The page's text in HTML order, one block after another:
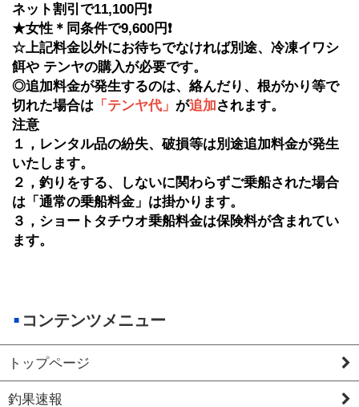
ネット割引で11,100円❗
★女性＊同条件で9,600円❗
☆上記料金以外にお待ちでなければ別途、冷凍イワシ
餌や テンヤの購入が必要です。
◎追加料金が発生するのは、絡んだり、根がかり等で
切れた場合は 「テンヤ代」 が追加されます。
注意
１，レンタル品の紛失、破損等は別途追加料金が発生
いたします。
２，釣りをする、しないに関わらずご乗船された場合
は「通常の乗船料金」は掛かります。
３，ショートタチウオ乗船料金は保険料が含まれてい
ます。
コンテンツメニュー
トップページ
釣果速報